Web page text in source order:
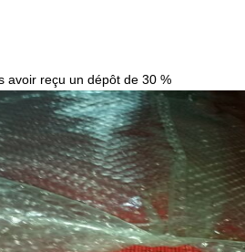
avoir reçu un dépôt de 30 %